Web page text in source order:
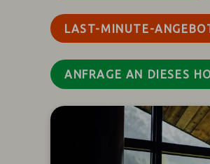
LAST-MINUTE-
ANFRAGE AN DIESES